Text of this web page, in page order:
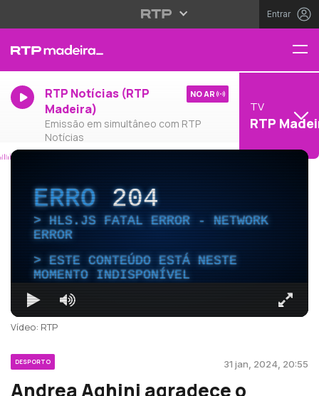
Entrar
RTP Notícias (RTP
Madeira)
Emissão em simultâneo com RTP
Notícias
NO AR
TV
RTP
ERRO204
HLS.JS FATAL ERROR - NETWORK
ERROR
ESTE CONTEÚDO ESTÁ NESTE
MOMENTO INDISPONÍVEL
Vídeo: RTP
DESPORTO 31 jan, 2024, 20:55
Andrea Aghini agradece o